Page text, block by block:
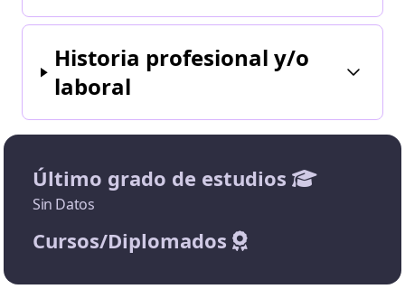
Historia profesional y/o
laboral
Último grado de estudios
Sin Datos
Cursos/Diplomados